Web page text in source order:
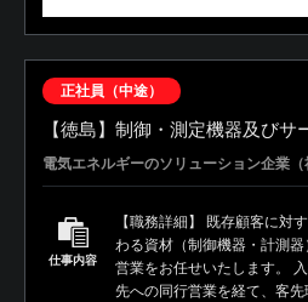
正社員（中途）
【徳島】制御・測定機器及びサ
電気エネルギーのソリューション企業（
仕事内容
【職務詳細】 既存顧客に対
わる資材（制御機器・計測
営業をお任せいたします。
先への同行営業を経て、客先